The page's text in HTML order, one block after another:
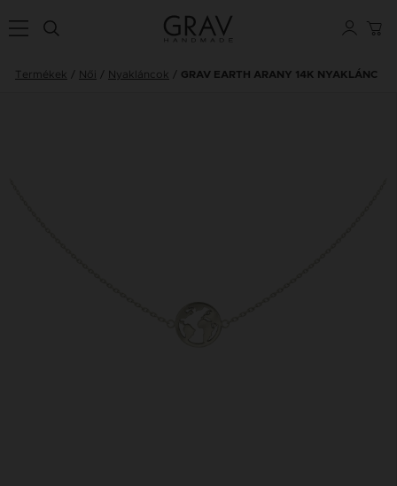
Termékek Női Nyakláncok GRAV EARTH ARANY 14K NYAKLÁNC